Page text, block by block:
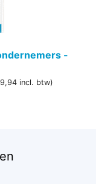
-
incl. btw)